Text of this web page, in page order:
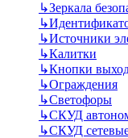
↳Зеркала
↳
↳Источники
↳Калитки
↳Кнопки
↳Ограждения
↳Светофоры
↳СКУД
↳СКУД